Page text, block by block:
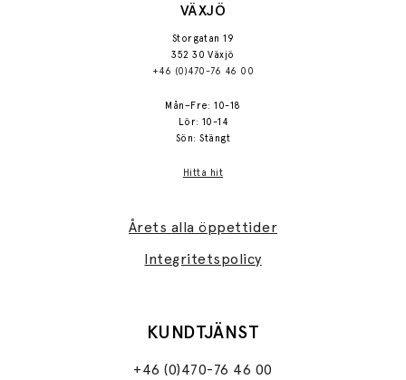
VÄXJÖ
Storgatan 19
352 30 Växjö
+46 (0)470-76 46 00
Mån–Fre: 10-18
Lör: 10-14
Sön: Stängt
Hitta hit
Årets alla öppettider
Integritetspolicy
KUNDTJÄNST
+46 (0)470-76 46 00